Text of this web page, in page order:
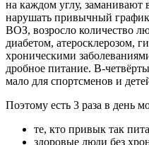
на каждом углу, заманивают
нарушать привычный
ВОЗ, возросло количество
диабетом, атеросклерозом,
хроническими
дробное питание. В-
мало для спортсменов и
Поэтому есть 3 раза в день
те, кто привык так
здоровые люди без